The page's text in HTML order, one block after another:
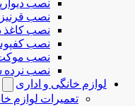
نصب
نصب قرنیز
نصب کاغذ
نصب
نصب
نصب نرده
لوازم خانگی و اداری
تعمیرات لوازم